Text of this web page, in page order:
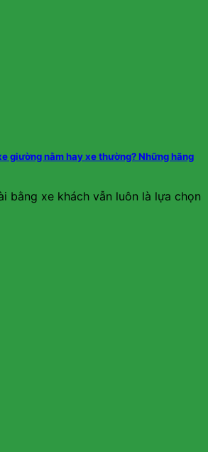
giường nằm hay xe thường? Những hãng
bằng xe khách vẫn luôn là lựa chọn